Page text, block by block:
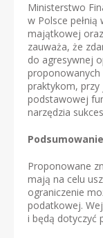
Ministerstwo
w Polsce
majątkowej
zauważa, że
do agresywnej
proponowanych
praktykom, przy
podstawowej
narzędzia
Podsumowanie
Proponowane
mają na celu
ograniczenie
podatkowej.
i będą dotyczyć